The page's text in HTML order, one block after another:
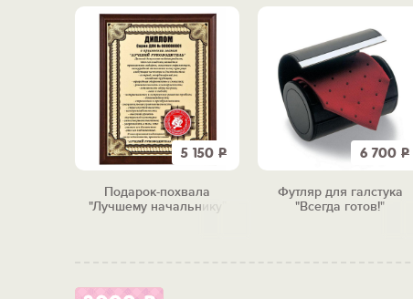
5 150 Р
Подарок-похвала
"Лучшему начальнику"
6 700 Р
Футляр для галстука
"Всегда готов!"